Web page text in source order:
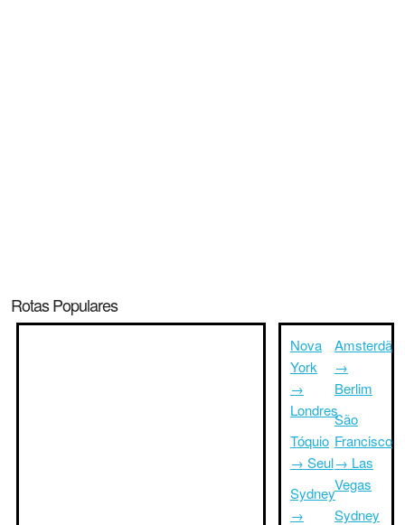
Rotas Populares
Nova
York
→
Londres
Tóquio
→ Seul
Sydney
→
Amsterdã
→
Berlim
São
Francisco
→ Las
Vegas
Sydney